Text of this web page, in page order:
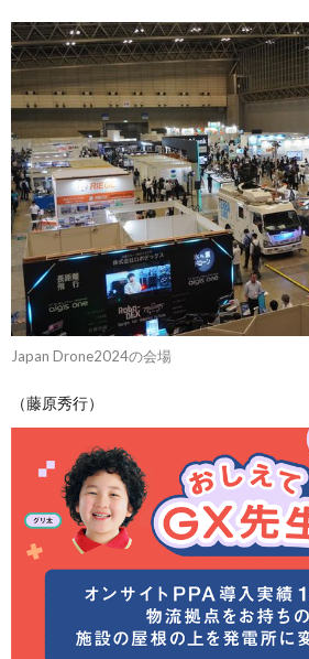
Japan Drone2024の会場
（藤原秀行）